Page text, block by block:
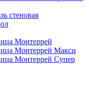
стеновая
Монтеррей
Монтеррей Макси
Монтеррей Супер